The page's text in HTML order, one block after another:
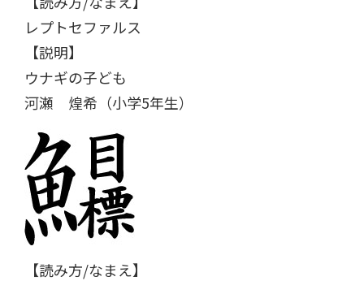
レプトセファルス
【説明】
ウナギの子ども
河瀬 煌希（小学5年生）
【読み方/なまえ】